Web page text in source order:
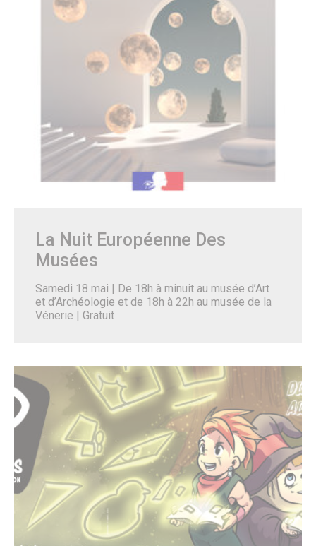
Salles polyvalentes
Modalités de location
ÉCO. / COMMERCE
Commerce & entreprises
Formulaire de création ou de mise à jour des commerces
Annuaire des Entreprises
Formulaire de création et mise à jour des entreprises
Association des Commercants de Senlis
Association Sud Oise Entreprises
Marchés Publics
La Nuit Européenne Des
Musées
Samedi 18 mai | De 18h à minuit au musée d’Art
et d’Archéologie et de 18h à 22h au musée de la
Vénerie | Gratuit